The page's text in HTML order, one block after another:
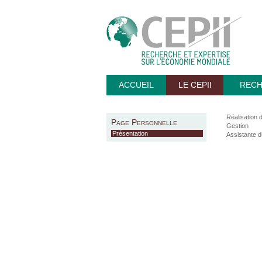
ACCUEIL LE CEPII
Page Personnelle
Présentation
Réalisation
Gestion
Assistante